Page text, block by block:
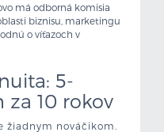
má odborná komisia
biznisu, marketingu
o víťazoch v
5-
za 10 rokov
žiadnym nováčikom.